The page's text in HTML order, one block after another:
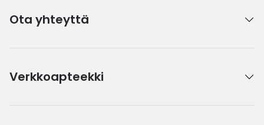
Ota yhteyttä
Verkkoapteekki